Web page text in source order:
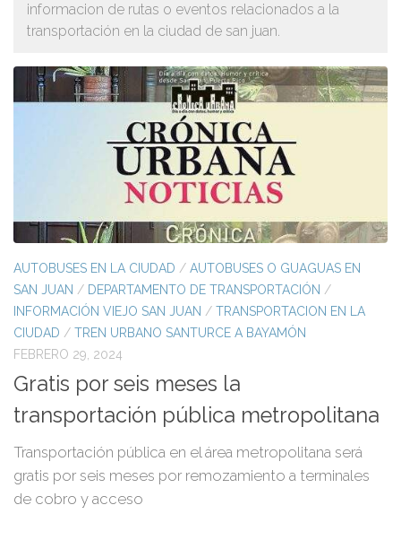
informacion de rutas o eventos relacionados a la
transportación en la ciudad de san juan.
AUTOBUSES EN LA CIUDAD / AUTOBUSES O GUAGUAS EN
SAN JUAN / DEPARTAMENTO DE TRANSPORTACIÓN /
INFORMACIÓN VIEJO SAN JUAN / TRANSPORTACION EN LA
CIUDAD / TREN URBANO SANTURCE A BAYAMÓN
FEBRERO 29, 2024
Gratis por seis meses la
transportación pública metropolitana
Transportación pública en el área metropolitana será
gratis por seis meses por remozamiento a terminales
de cobro y acceso